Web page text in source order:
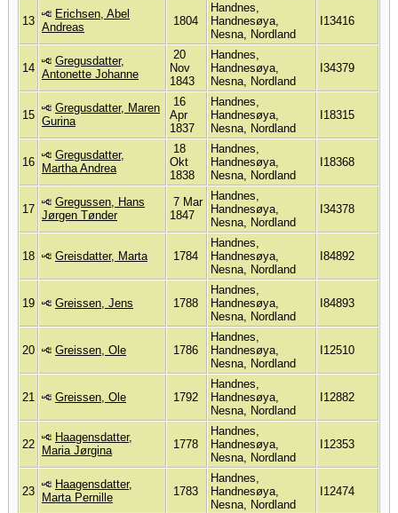
13
Erichsen, Abel
Andreas
1804
Handnes,
Handnesøya,
Nesna, Nordland
I13416
14
Gregusdatter,
Antonette Johanne
20
Nov
1843
Handnes,
Handnesøya,
Nesna, Nordland
I34379
15
Gregusdatter, Maren
Gurina
16
Apr
1837
Handnes,
Handnesøya,
Nesna, Nordland
I18315
16
Gregusdatter,
Martha Andrea
18
Okt
1838
Handnes,
Handnesøya,
Nesna, Nordland
I18368
17
Gregussen, Hans
Jørgen Tønder
7 Mar
1847
Handnes,
Handnesøya,
Nesna, Nordland
I34378
18 Greisdatter, Marta 1784
Handnes,
Handnesøya,
Nesna, Nordland
I84892
19 Greissen, Jens 1788
Handnes,
Handnesøya,
Nesna, Nordland
I84893
20 Greissen, Ole 1786
Handnes,
Handnesøya,
Nesna, Nordland
I12510
21 Greissen, Ole 1792
Handnes,
Handnesøya,
Nesna, Nordland
I12882
22
Haagensdatter,
Maria Jørgina
1778
Handnes,
Handnesøya,
Nesna, Nordland
I12353
23
Haagensdatter,
Marta Pernille
1783
Handnes,
Handnesøya,
Nesna, Nordland
I12474